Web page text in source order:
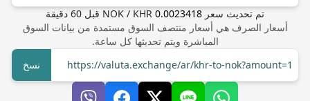
تم تحديث سعر NOK / KHR 0.0023418 قبل 60 دقيقة
أسعار الصرف هي أسعار منتصف السوق مستمدة من بيانات السوق
المباشرة ويتم تحديثها كل ساعة.
https://valuta.exchange/ar/khr-to-nok?amount=1
نسخ